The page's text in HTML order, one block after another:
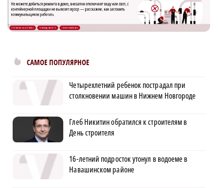
САМОЕ ПОПУЛЯРНОЕ
Четырехлетний ребенок пострадал при
столкновении машин в Нижнем Новгороде
Глеб Никитин обратился к строителям в
День строителя
16-летний подросток утонул в водоеме в
Навашинском районе